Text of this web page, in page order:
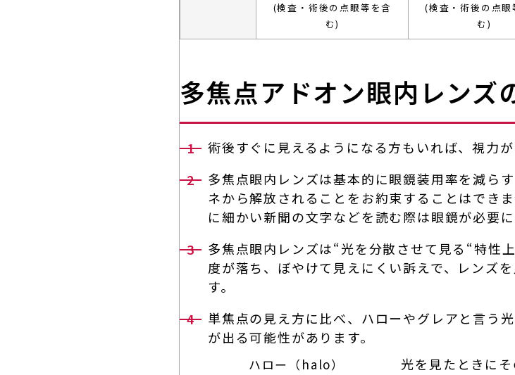
(検査・術後の点眼等を含
む)
(検査・術後の点眼
む)
多焦点アドオン眼内レンズ
術後すぐに見えるようになる方もいれば、視力
多焦点眼内レンズは基本的に眼鏡装用率を減ら
ネから解放されることをお約束することはでき
に細かい新聞の文字などを読む際は眼鏡が必要に
多焦点眼内レンズは“光を分散させて見る“特性
度が落ち、ぼやけて見えにくい訴えで、レンズ
す。
単焦点の見え方に比べ、ハローやグレアと言う
が出る可能性があります。
ハロー（halo） 光を見たときに